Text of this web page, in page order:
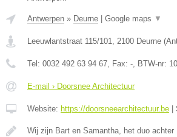
Antwerpen » Deurne Google maps ▼
Leeuwlantstraat 115/101, 2100 Deurne (
Tel: 0032 492 63 94 67, Fax: -, BTW-nr:
E-mail › Doorsnee Architectuur
Website: https://doorsneearchitectuur.be
Wij zijn Bart en Samantha, het duo achter